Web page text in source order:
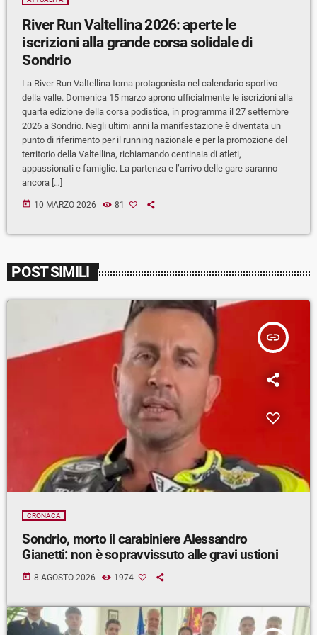
River Run Valtellina 2026: aperte le
iscrizioni alla grande corsa solidale di
Sondrio
La River Run Valtellina torna protagonista nel calendario sportivo
della valle. Domenica 15 marzo aprono ufficialmente le iscrizioni alla
quarta edizione della corsa podistica, in programma il 27 settembre
2026 a Sondrio. Negli ultimi anni la manifestazione è diventata un
punto di riferimento per il running nazionale e per la promozione del
territorio della Valtellina, richiamando centinaia di atleti,
appassionati e famiglie. La partenza e l’arrivo delle gare saranno
ancora […]
today 10 MARZO 2026 81
POST SIMILI
insert_link
CRONACA
Sondrio, morto il carabiniere Alessandro
Gianetti: non è sopravvissuto alle gravi ustioni
today 8 AGOSTO 2026 1974